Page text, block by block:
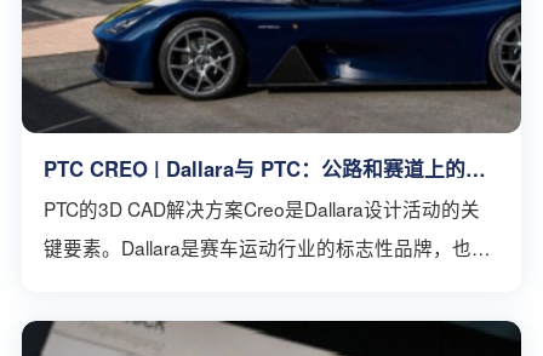
PTC CREO | Dallara与 PTC：公路和赛道上的创
新与可持续发展
PTC的3D CAD解决方案Creo是Dallara设计活动的关
键要素。Dallara是赛车运动行业的标志性品牌，也是
赛车供应商。